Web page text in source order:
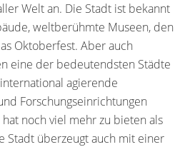
Welt an. Die Stadt ist bekannt
weltberühmte Museen, den
Oktoberfest. Aber auch
eine der bedeutendsten Städte
agierende
Forschungseinrichtungen
noch viel mehr zu bieten als
Stadt überzeugt auch mit einer